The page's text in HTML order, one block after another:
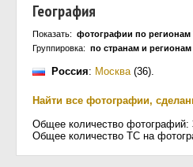
География
Показать: фотографии по регионам
Группировка: по странам и регионам
Россия: Москва(36).
Найти все фотографии,
Общее количество фотографий:
Общее количество ТС на